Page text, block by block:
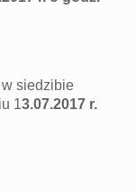
siedzibie
13.07.2017 r.